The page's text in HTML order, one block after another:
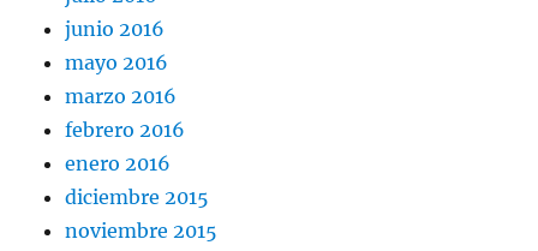
junio 2016
mayo 2016
marzo 2016
febrero 2016
enero 2016
diciembre 2015
noviembre 2015